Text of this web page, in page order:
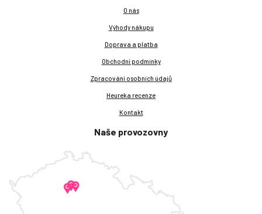
O nás
Výhody nákupu
Doprava a platba
Obchodní podmínky
Zpracování osobních údajů
Heureka recenze
Kontakt
Naše provozovny